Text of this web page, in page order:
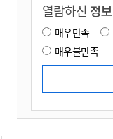
열람하신 정
매우만족
매우불만족